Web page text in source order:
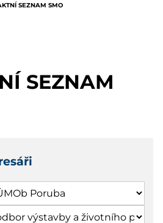
SEZNAM SMO
SEZNAM